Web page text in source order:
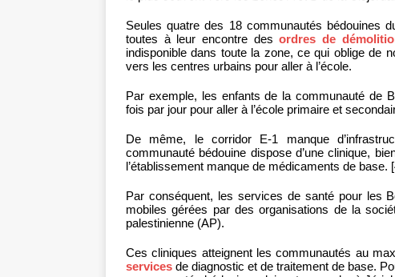
Seules quatre des 18 communautés bédouines
toutes à leur encontre desordres de
indisponible dans toute la zone, ce qui oblige de
vers les centres urbains pour aller à l’école.
Par exemple, les enfants de la communauté de
fois par jour pour aller à l’école primaire et
De même, le corridor E-1 manque
communauté bédouine dispose d’une clinique,
l’établissement manque de médicaments de base.
Par conséquent, les services de santé pour les
mobiles gérées par des organisations de la
palestinienne (AP).
Ces cliniques atteignent les communautés au
services de diagnostic et de traitement de base.